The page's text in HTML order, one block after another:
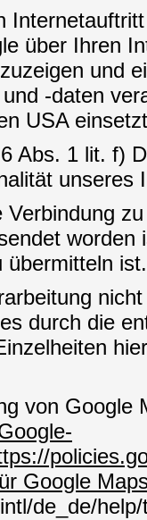
über Ihren
und
-daten
USA
Abs. 1 lit. f)
unseres
übermitteln ist.
durch die
von Google
Google
de_de/